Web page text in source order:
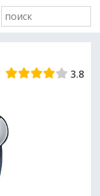
3.8